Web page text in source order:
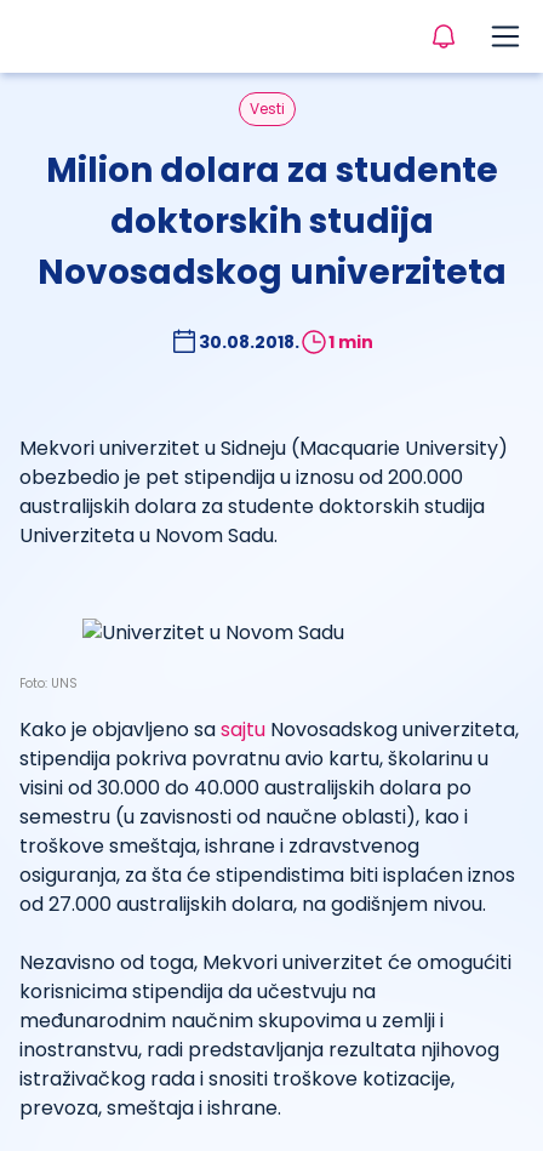
Vesti
Milion dolara za studente
doktorskih studija
Novosadskog univerziteta
30.08.2018. 1 min
Mekvori univerzitet u Sidneju (Macquarie University)
obezbedio je pet stipendija u iznosu od 200.000
australijskih dolara za studente doktorskih studija
Univerziteta u Novom Sadu.
Foto: UNS
Kako je objavljeno sasajtu Novosadskog univerziteta,
stipendija pokriva povratnu avio kartu, školarinu u
visini od 30.000 do 40.000 australijskih dolara po
semestru (u zavisnosti od naučne oblasti), kao i
troškove smeštaja, ishrane i zdravstvenog
osiguranja, za šta će stipendistima biti isplaćen iznos
od 27.000 australijskih dolara, na godišnjem nivou.
Nezavisno od toga, Mekvori univerzitet će omogućiti
korisnicima stipendija da učestvuju na
međunarodnim naučnim skupovima u zemlji i
inostranstvu, radi predstavljanja rezultata njihovog
istraživačkog rada i snositi troškove kotizacije,
prevoza, smeštaja i ishrane.